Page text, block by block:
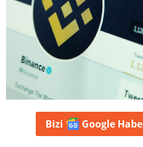
Bizi Google